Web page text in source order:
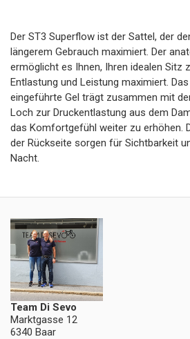
Der ST3 Superflow ist der Sattel, der
längerem Gebrauch maximiert. Der
ermöglicht es Ihnen, Ihren idealen Sitz
Entlastung und Leistung maximiert.
eingeführte Gel trägt zusammen mit
Loch zur Druckentlastung aus dem
das Komfortgefühl weiter zu erhöhen.
der Rückseite sorgen für Sichtbarkeit
Nacht.
Team Di Sevo
Marktgasse 12
6340 Baar